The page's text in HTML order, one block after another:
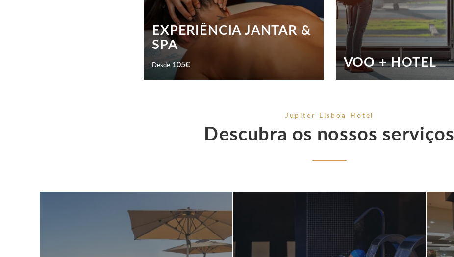
EXPERIÊNCIA JANTAR &
SPA
Desde 105€ VOO + HOTEL
SABER MAIS
Jupiter Lisboa Hotel
Descubra os nossos serviços
HOTEL
PROMOÇÕES
QUARTOS & SUITES
REUNIÕES & EVENTOS
E.: info.lisboa@jupiterhotelgroup.com